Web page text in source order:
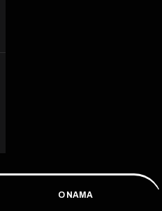
O NAMA